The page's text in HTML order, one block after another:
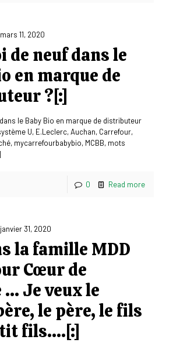
mars 11, 2020
de neuf dans le
en marque de
?[:]
le Baby Bio en marque de distributeur
U, E.Leclerc, Auchan, Carrefour,
mycarrefourbabybio, MCBB, mots
0 Read more
janvier 31, 2020
la famille MDD
Cœur de
… Je veux le
le père, le fils
fils….[:]